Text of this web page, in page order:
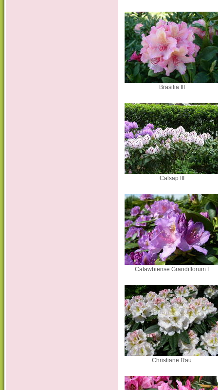
Brasilia III
Calsap III
Catawbiense Grandiflorum I
Christiane Rau